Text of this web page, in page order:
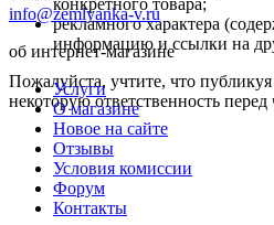
рекламного характера
информацию и ссылки на
Пожалуйста, учтите, что
некоторую ответственность перед
info@zemlyanka-v.ru
об интернет-магазине
Услуги
О магазине
Новое на сайте
Отзывы
Условия комиссии
Форум
Контакты